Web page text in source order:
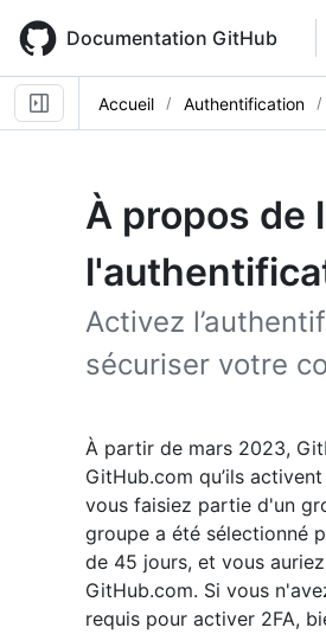
main
content
Documentation GitHub
Accueil Authentification
À propos de
Activez
sécuriser votre
À partir de mars 2023,
GitHub.com qu’ils
vous faisiez partie d'un
groupe a été sélectionné
de 45 jours, et vous
GitHub.com. Si vous
requis pour activer 2FA,